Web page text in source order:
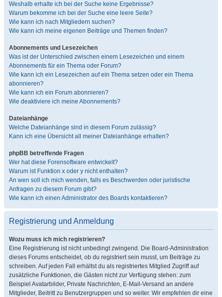
Weshalb erhalte ich bei der Suche keine Ergebnisse?
Warum bekomme ich bei der Suche eine leere Seite?
Wie kann ich nach Mitgliedern suchen?
Wie kann ich meine eigenen Beiträge und Themen finden?
Abonnements und Lesezeichen
Was ist der Unterschied zwischen einem Lesezeichen und einem
Abonnements für ein Thema oder Forum?
Wie kann ich ein Lesezeichen auf ein Thema setzen oder ein Thema
abonnieren?
Wie kann ich ein Forum abonnieren?
Wie deaktiviere ich meine Abonnements?
Dateianhänge
Welche Dateianhänge sind in diesem Forum zulässig?
Kann ich eine Übersicht all meiner Dateianhänge erhalten?
phpBB betreffende Fragen
Wer hat diese Forensoftware entwickelt?
Warum ist Funktion x oder y nicht enthalten?
An wen soll ich mich wenden, falls es Beschwerden oder juristische
Anfragen zu diesem Forum gibt?
Wie kann ich einen Administrator des Boards kontaktieren?
Registrierung und Anmeldung
Wozu muss ich mich registrieren?
Eine Registrierung ist nicht unbedingt zwingend. Die Board-Administration
dieses Forums entscheidet, ob du registriert sein musst, um Beiträge zu
schreiben. Auf jeden Fall erhältst du als registriertes Mitglied Zugriff auf
zusätzliche Funktionen, die Gästen nicht zur Verfügung stehen: zum
Beispiel Avatarbilder, Private Nachrichten, E-Mail-Versand an andere
Mitglieder, Beitritt zu Benutzergruppen und so weiter. Wir empfehlen dir eine